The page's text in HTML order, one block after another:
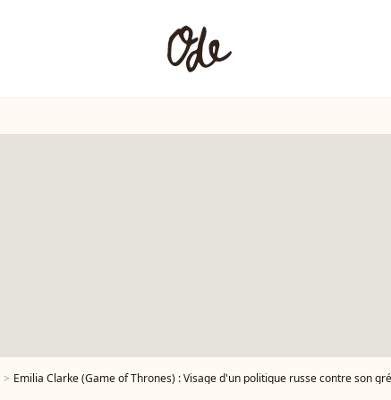
Emilia Clarke (Game of Thrones) : Visage d'un politique russe contre son gré